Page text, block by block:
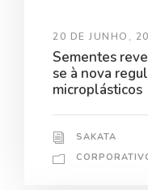
20 DE JUNHO,
Sementes
se à nova
microplásticos
SAKATA